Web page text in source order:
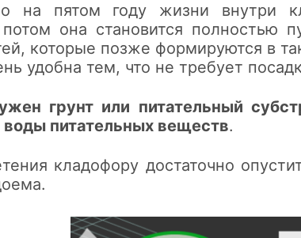
на пятом году жизни внутри
потом она становится полностью
которые позже формируются в
удобна тем, что не требует
грунт или питательный
воды питательных веществ.
кладофору достаточно